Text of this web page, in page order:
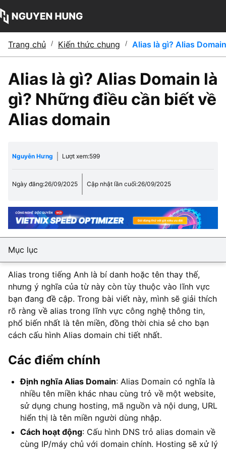
Trang chủ / Kiến thức chung / Alias là gì? Alias
Alias là gì? Alias Domain là
gì? Những điều cần biết về
Alias domain
Nguyễn Hưng Lượt xem:599
Ngày đăng:26/09/2025 Cập nhật lần cuối:26/09/2025
Mục lục
Alias trong tiếng Anh là bí danh hoặc tên thay thế,
nhưng ý nghĩa của từ này còn tùy thuộc vào lĩnh vực
bạn đang đề cập. Trong bài viết này, mình sẽ giải thích
rõ ràng về alias trong lĩnh vực công nghệ thông tin,
phổ biến nhất là tên miền, đồng thời chia sẻ cho bạn
cách cấu hình Alias domain chi tiết nhất.
Các điểm chính
Định nghĩa Alias Domain: Alias Domain có nghĩa là
nhiều tên miền khác nhau cùng trỏ về một website,
sử dụng chung hosting, mã nguồn và nội dung, URL
hiển thị là tên miền người dùng nhập.
Cách hoạt động: Cấu hình DNS trỏ alias domain về
cùng IP/máy chủ với domain chính. Hosting sẽ xử lý